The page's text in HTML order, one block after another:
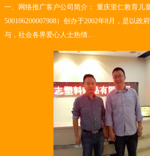
一、网络推广客户公司简介： 重庆里仁教育儿
500106200007908）创办于2002年8月，是以政
与，社会各界爱心人士热情...